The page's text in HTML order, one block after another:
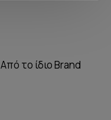
Από το ίδιο Brand